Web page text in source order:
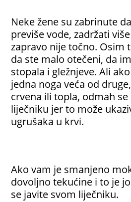
Neke žene su zabrinute
previše vode, zadržati
zapravo nije točno. Osim
da ste malo otečeni, da
stopala i gležnjeve. Ali
jedna noga veća od
crvena ili topla, odmah
liječniku jer to može
ugrušaka u krvi.
Ako vam je smanjeno
dovoljno tekućine i to je
se javite svom liječniku.